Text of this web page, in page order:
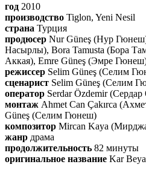
год 2010
производство Tiglon, Yeni Nesil
страна Турция
продюсер Nur Güneş (Нур
Насырлы), Bora Tamusta (Бора
Аккая), Emre Güneş (Эмре
режиссер Selim Güneş (Селим
сценарист Selim Güneş (Селим
оператор Serdar Özdemir
монтаж Ahmet Can Çakırca
Güneş (Селим Гюнеш)
композитор Mircan Kaya
жанр драма
продолжительность 82 минуты
оригинальное название Kar